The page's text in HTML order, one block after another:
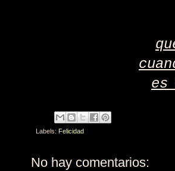
es
Labels: Felicidad
No hay comentarios: